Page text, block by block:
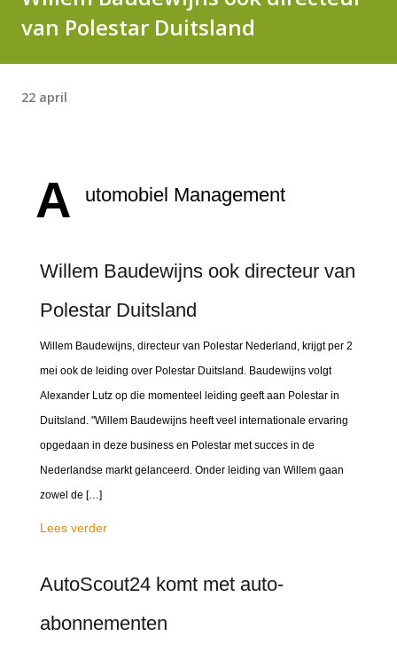
van Polestar Duitsland
22 april
A utomobiel Management
Willem Baudewijns ook directeur van
Polestar Duitsland
Willem Baudewijns, directeur van Polestar Nederland, krijgt per 2
mei ook de leiding over Polestar Duitsland. Baudewijns volgt
Alexander Lutz op die momenteel leiding geeft aan Polestar in
Duitsland. "Willem Baudewijns heeft veel internationale ervaring
opgedaan in deze business en Polestar met succes in de
Nederlandse markt gelanceerd. Onder leiding van Willem gaan
zowel de […]
Lees verder
AutoScout24 komt met auto-
abonnementen